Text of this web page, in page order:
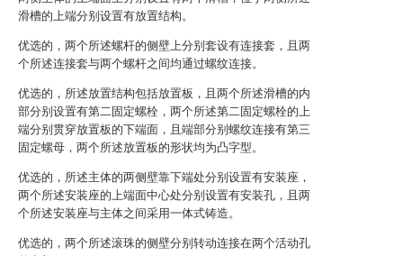
滑槽的上端分别设置有放置结构。
优选的，两个所述螺杆的侧壁上分别套设有连接套，且两
个所述连接套与两个螺杆之间均通过螺纹连接。
优选的，所述放置结构包括放置板，且两个所述滑槽的内
部分别设置有第二固定螺栓，两个所述第二固定螺栓的上
端分别贯穿放置板的下端面，且端部分别螺纹连接有第三
固定螺母，两个所述放置板的形状均为凸字型。
优选的，所述主体的两侧壁靠下端处分别设置有安装座，
两个所述安装座的上端面中心处分别设置有安装孔，且两
个所述安装座与主体之间采用一体式铸造。
优选的，两个所述滚珠的侧壁分别转动连接在两个活动孔